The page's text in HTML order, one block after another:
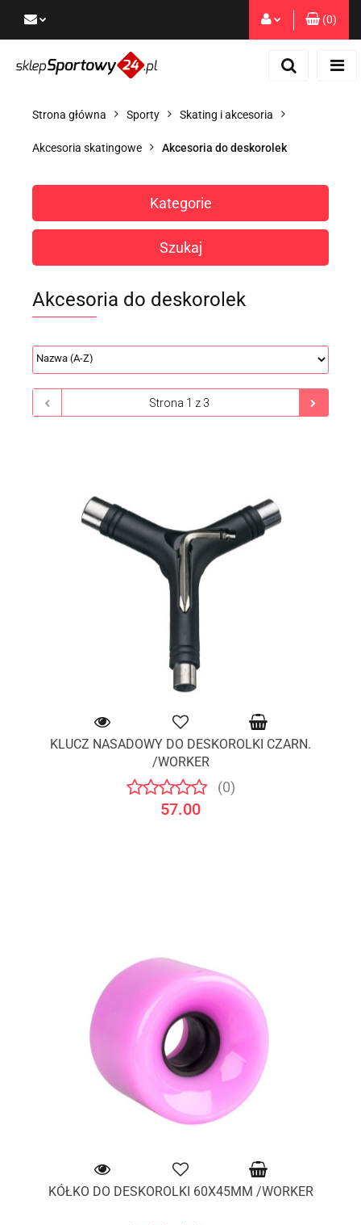
Dodaj zgłoszenie
(0)
Strona główna Sporty Skating i akcesoria
Akcesoria skatingowe Akcesoria do deskorolek
Kategorie
Szukaj
Akcesoria do deskorolek
KLUCZ NASADOWY DO DESKOROLKI CZARN.
/WORKER
(0)
57.00
KÓŁKO DO DESKOROLKI 60X45MM /WORKER